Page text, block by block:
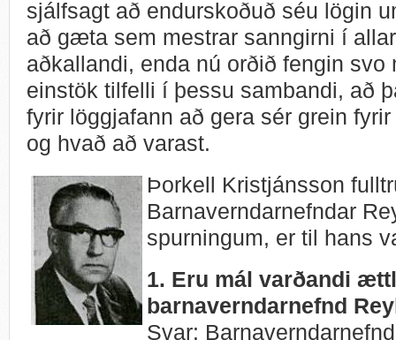
sjálfsagt að endurskoðuð séu lögin
að gæta sem mestrar sanngirni í
aðkallandi, enda nú orðið fengin svo
einstök tilfelli í þessu sambandi, að
fyrir löggjafann að gera sér grein
og hvað að varast.
Þorkell Kristjánsson
Barnaverndarnefndar
spurningum, er til hans
1. Eru mál varðandi
barnaverndarnefnd
Svar: